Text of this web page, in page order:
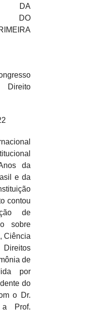
DA
DO
da
e da
contou
de
sobre
Ciência
de
por
do
o Dr.
Prof.